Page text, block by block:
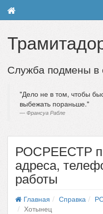
Служба подмены в
Дело не в том, чтобы
выбежать пораньше.
Франсуа Рабле
РОСРЕЕСТР
адреса,
работы
Главная Справка
Хотынец